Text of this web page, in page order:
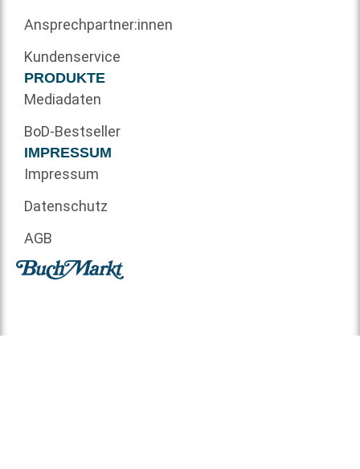
Ansprechpartner:innen
Kundenservice
PRODUKTE
Mediadaten
BoD-Bestseller
IMPRESSUM
Impressum
Datenschutz
AGB